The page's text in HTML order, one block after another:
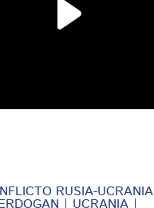
RUSIA-UCRANIA
UCRANIA